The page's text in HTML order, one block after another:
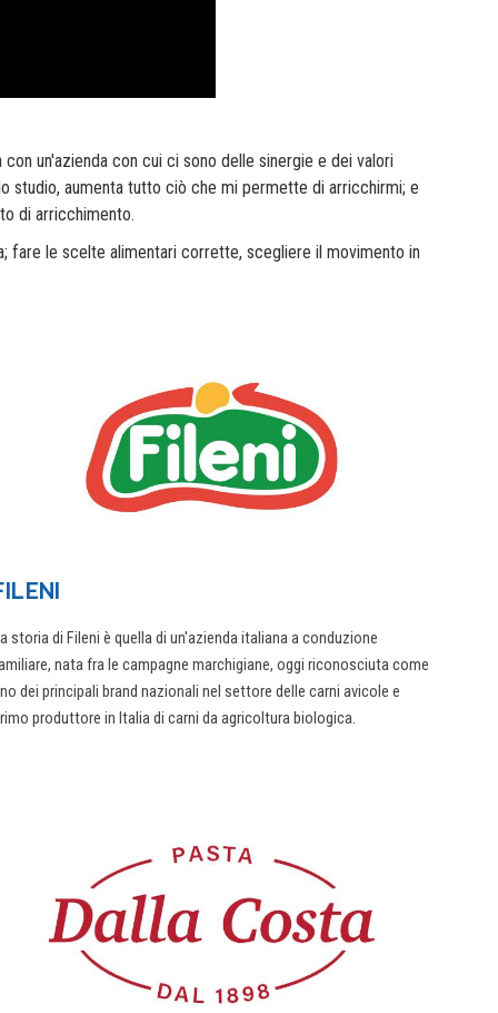
un'azienda con cui ci sono delle sinergie e dei valori
studio, aumenta tutto ciò che mi permette di arricchirmi; e
di arricchimento.
fare le scelte alimentari corrette, scegliere il movimento in
storia di Fileni è quella di un'azienda italiana a conduzione
nata fra le campagne marchigiane, oggi riconosciuta come
dei principali brand nazionali nel settore delle carni avicole e
produttore in Italia di carni da agricoltura biologica.